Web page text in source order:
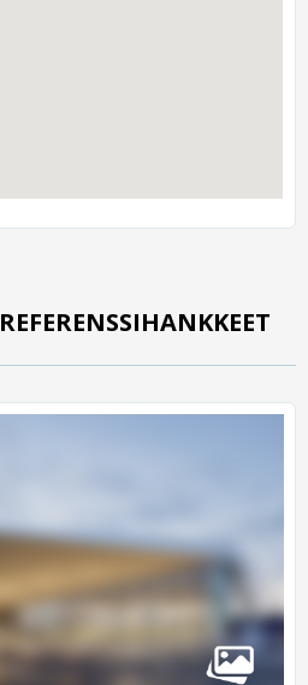
REFERENSSIHANKKEET